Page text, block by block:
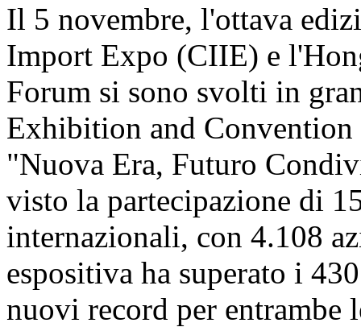
Il 5 novembre, l'ottava
Import Expo (CIIE) e
Forum si sono svolti in
Exhibition and Convention
"Nuova Era, Futuro
visto la partecipazione di
internazionali, con 4.108
espositiva ha superato i
nuovi record per entrambe